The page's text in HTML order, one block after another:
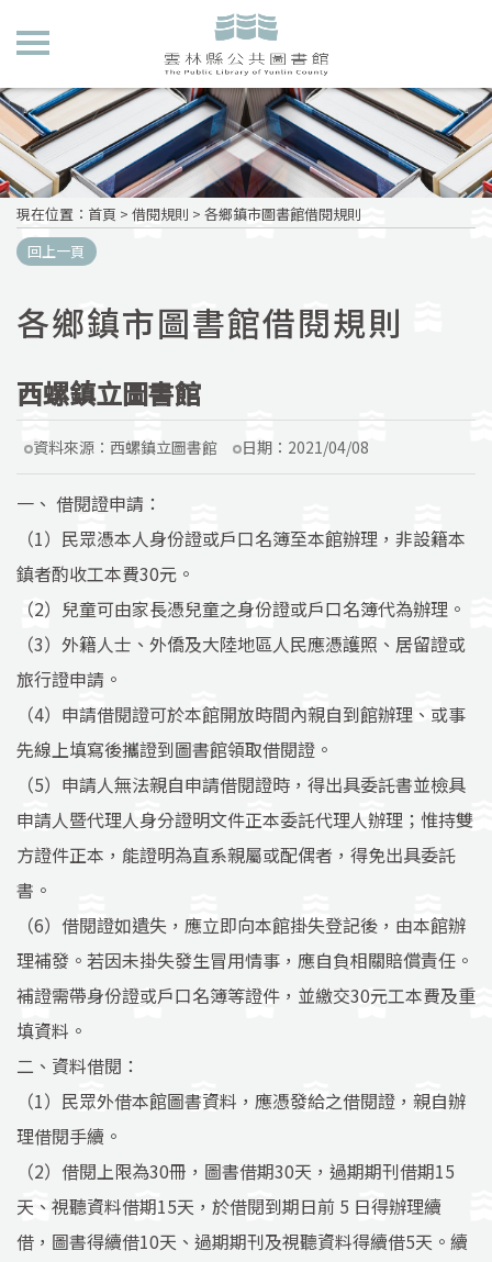
現在位置 ： 首頁 > 借閱規則 > 各鄉鎮市圖書館借閱規則
回上一頁
各鄉鎮市圖書館借閱規則
西螺鎮立圖書館
資料來源： 西螺鎮立圖書館 日期： 2021/04/08
一、 借閱證申請：
（1）民眾憑本人身份證或戶口名簿至本館辦理，非設籍本
鎮者酌收工本費30元。
（2）兒童可由家長憑兒童之身份證或戶口名簿代為辦理。
（3）外籍人士、外僑及大陸地區人民應憑護照、居留證或
旅行證申請。
（4）申請借閱證可於本館開放時間內親自到館辦理、或事
先線上填寫後攜證到圖書館領取借閱證。
（5）申請人無法親自申請借閱證時，得出具委託書並檢具
申請人暨代理人身分證明文件正本委託代理人辦理；惟持雙
方證件正本，能證明為直系親屬或配偶者，得免出具委託
書。
（6）借閱證如遺失，應立即向本館掛失登記後，由本館辦
理補發。若因未掛失發生冒用情事，應自負相關賠償責任。
補證需帶身份證或戶口名簿等證件，並繳交30元工本費及重
填資料。
二、資料借閱：
（1）民眾外借本館圖書資料，應憑發給之借閱證，親自辦
理借閱手續。
（2）借閱上限為30冊，圖書借期30天，過期期刊借期15
天、視聽資料借期15天，於借閱到期日前 5 日得辦理續
借，圖書得續借10天、過期期刊及視聽資料得續借5天。續